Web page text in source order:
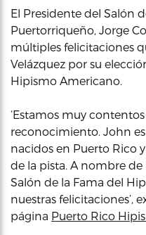
El Presidente del Salón
Puertorriqueño, Jorge
múltiples felicitaciones
Velázquez por su
Hipismo Americano.
‘Estamos muy
reconocimiento. John
nacidos en Puerto Rico
de la pista. A nombre
Salón de la Fama del
nuestras felicitaciones’,
página Puerto Rico